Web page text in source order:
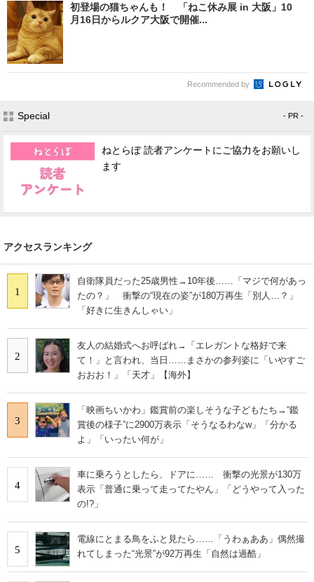
初登場の猫ちゃんも！ 「ねこ休み展 in 大阪」10
月16日からルクア大阪で開催...
Recommended by
Special - PR -
ねとらぼ 読者アンケートにご協力をお願いし
ます
アクセスランキング
1
自衛隊員だった25歳男性→10年後……「マジで何があっ
たの？」 衝撃の“現在の姿”が180万再生「別人…？」
「好きに生きんしゃい」
2
友人の結婚式へお呼ばれ→「エレガントな格好で来
て！」と言われ、当日……まさかの参列姿に「いやすご
おおお！」「天才」【海外】
3
「映画ちいかわ」鑑賞前の楽しそうな子どもたち→“鑑
賞後の様子”に2900万表示「そうなるわなw」「分かる
よ」「いったい何が」
4
車に乗ろうとしたら、ドアに…… 衝撃の光景が130万
表示「普通に乗って走ってたやん」「どうやって入った
の!?」
5
電線にとまる鳥をふと見たら……「うわぁああ」偶然撮
れてしまった“光景”が92万再生「自然は過酷」